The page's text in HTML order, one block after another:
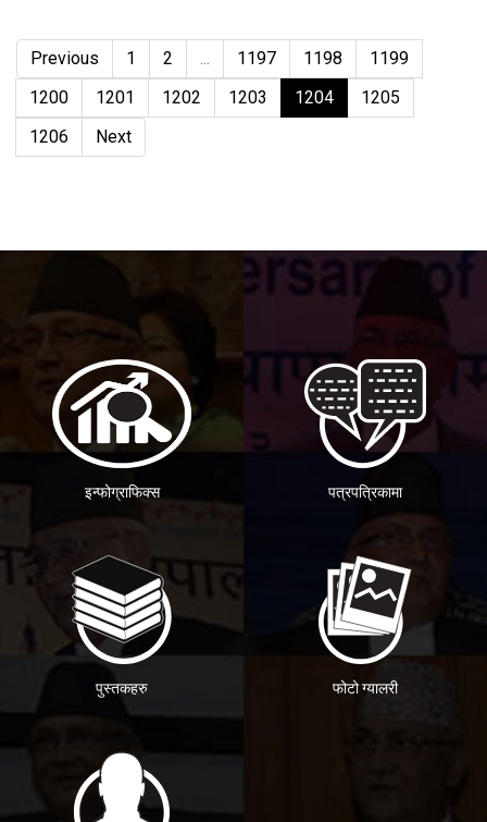
Previous 1 2 ... 1197 1198
1199
1200
1201 1202 1203 1204
1205
1206
Next
इन्फोग्राफिक्स पत्रपत्रिकामा
पुस्तकहरु फोटो ग्यालरी